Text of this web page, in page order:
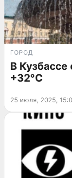
ГОРОД
В
+32°C
25 июля, 2025,